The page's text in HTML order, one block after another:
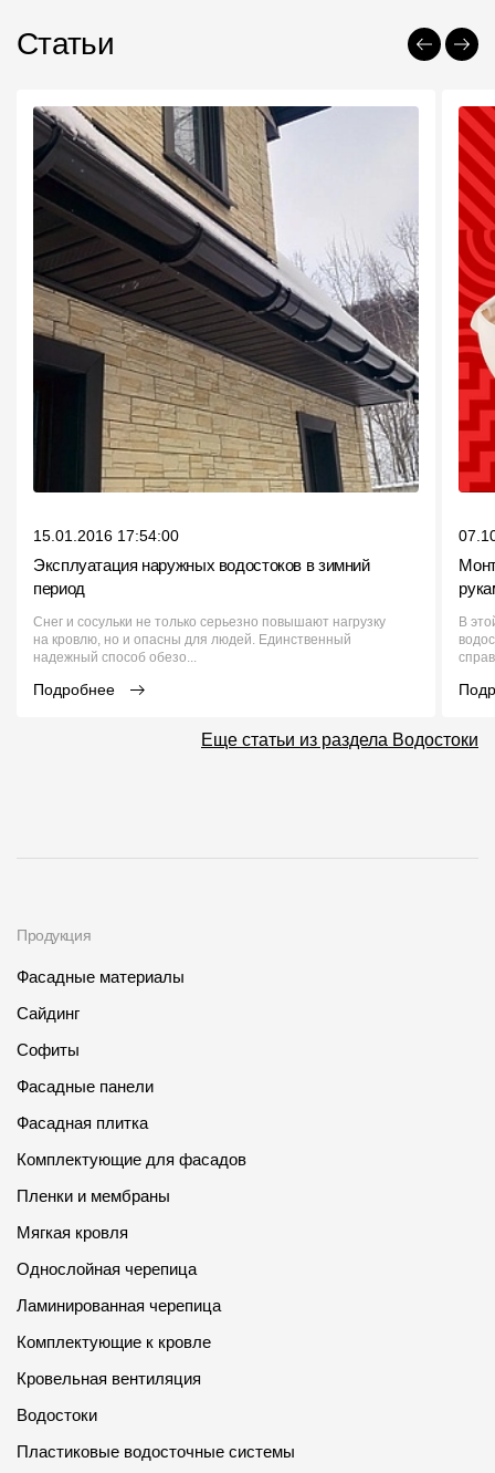
Статьи
15.01.2016 17:54:00
Эксплуатация наружных водостоков в зимний
период
Снег и сосульки не только серьезно повышают нагрузку
на кровлю, но и опасны для людей. Единственный
надежный способ обезо...
Подробнее
В
Еще статьи из раздела Водостоки
Продукция
Фасадные материалы
Сайдинг
Софиты
Фасадные панели
Фасадная плитка
Комплектующие для фасадов
Пленки и мембраны
Мягкая кровля
Однослойная черепица
Ламинированная черепица
Комплектующие к кровле
Кровельная вентиляция
Водостоки
Пластиковые водосточные системы